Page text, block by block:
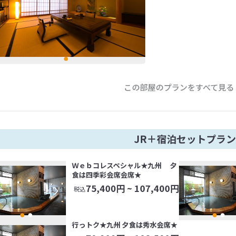
この部屋のプランをすべて見る
JR＋宿泊セットプラン
Ｗｅｂコレスペシャル★九州 夕
食は四季彩会席会席★
税込75,400円 ~ 107,400円
行っトク★九州 夕食は秀水会席★